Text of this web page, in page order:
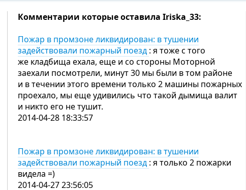
Комментарии которые оставила Iriska_33:
Пожар в промзоне ликвидирован: в тушении
задействовали пожарный поезд : я тоже с того
же кладбища ехала, еще и со стороны Моторной
заехали посмотрели, минут 30 мы были в том районе
и в течении этого времени только 2 машины пожарных
проехало, мы еще удивились что такой дымища валит
и никто его не тушит.
2014-04-28 18:33:57
Пожар в промзоне ликвидирован: в тушении
задействовали пожарный поезд : я только 2 пожарки
видела =)
2014-04-27 23:56:05